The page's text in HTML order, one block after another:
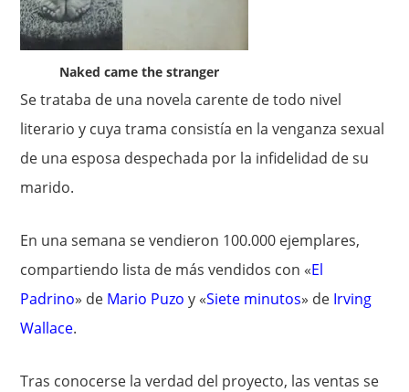
Naked came the stranger
Se trataba de una novela carente de todo nivel
literario y cuya trama consistía en la venganza sexual
de una esposa despechada por la infidelidad de su
marido.
En una semana se vendieron 100.000 ejemplares,
compartiendo lista de más vendidos con «El
Padrino» de Mario Puzo y «Siete minutos» de Irving
Wallace.
Tras conocerse la verdad del proyecto, las ventas se